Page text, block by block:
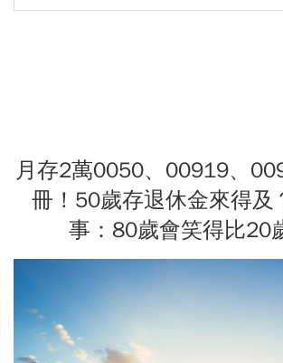
月存2萬0050、00919、
冊！50歲存退休金來得及
事：80歲會笑得比20